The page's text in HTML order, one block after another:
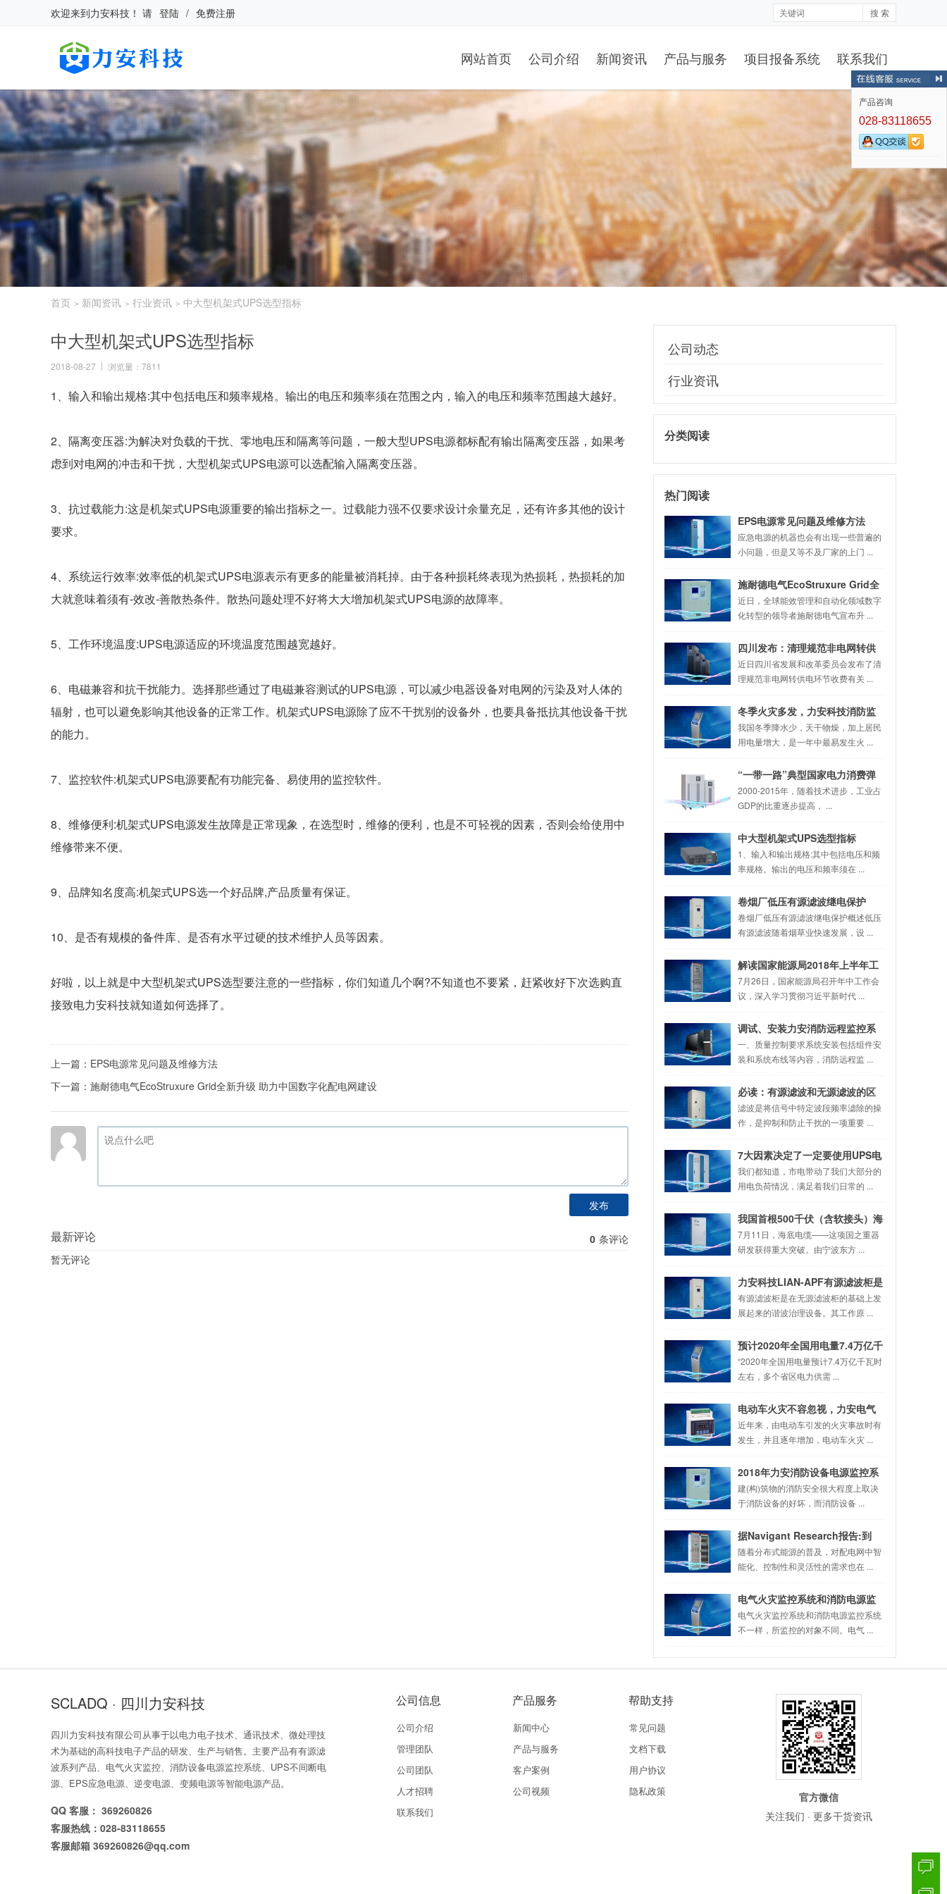
欢迎来到力安科技 ！ 请 登陆 / 免费注册 搜 索
网站首页 公司介绍 新闻资讯 产品与服务 项目报备系统 联系我们
首页 > 新闻资讯 > 行业资讯 > 中大型机架式UPS选型指标
中大型机架式UPS选型指标
2018-08-27 浏览量：7811
1、输入和输出规格:其中包括电压和频率规格。输出的电压和频率须在范围之内，输入的电压和频率范围越大越好。
2、隔离变压器:为解决对负载的干扰、零地电压和隔离等问题，一般大型UPS电源都标配有输出隔离变压器，如果考
虑到对电网的冲击和干扰，大型机架式UPS电源可以选配输入隔离变压器。
3、抗过载能力:这是机架式UPS电源重要的输出指标之一。过载能力强不仅要求设计余量充足，还有许多其他的设计
要求。
4、系统运行效率:效率低的机架式UPS电源表示有更多的能量被消耗掉。由于各种损耗终表现为热损耗，热损耗的加
大就意味着须有-效改-善散热条件。散热问题处理不好将大大增加机架式UPS电源的故障率。
5、工作环境温度:UPS电源适应的环境温度范围越宽越好。
6、电磁兼容和抗干扰能力。选择那些通过了电磁兼容测试的UPS电源，可以减少电器设备对电网的污染及对人体的
辐射，也可以避免影响其他设备的正常工作。机架式UPS电源除了应不干扰别的设备外，也要具备抵抗其他设备干扰
的能力。
7、监控软件:机架式UPS电源要配有功能完备、易使用的监控软件。
8、维修便利:机架式UPS电源发生故障是正常现象，在选型时，维修的便利，也是不可轻视的因素，否则会给使用中
维修带来不便。
9、品牌知名度高:机架式UPS选一个好品牌,产品质量有保证。
10、是否有规模的备件库、是否有水平过硬的技术维护人员等因素。
好啦，以上就是中大型机架式UPS选型要注意的一些指标，你们知道几个啊?不知道也不要紧，赶紧收好下次选购直
接致电力安科技就知道如何选择了。
上一篇： EPS电源常见问题及维修方法
下一篇： 施耐德电气EcoStruxure Grid全新升级 助力中国数字化配电网建设
发布
0 条评论
最新评论
暂无评论
公司动态
行业资讯
分类阅读
热门阅读
EPS电源常见问题及维修方法
应急电源的机器也会有出现一些普遍的
小问题，但是又等不及厂家的上门 ...
施耐德电气EcoStruxure Grid全
新升级 助力中国数字化配电网建
设
近日，全球能效管理和自动化领域数字
化转型的领导者施耐德电气宣布升 ...
四川发布：清理规范非电网转供
电环节收费有关事项(征求意见稿)
近日四川省发展和改革委员会发布了清
理规范非电网转供电环节收费有关 ...
冬季火灾多发，力安科技消防监
控设备成解决之道
我国冬季降水少，天干物燥，加上居民
用电量增大，是一年中最易发生火 ...
“一带一路”典型国家电力消费弹
性系数
2000-2015年，随着技术进步，工业占
GDP的比重逐步提高， ...
中大型机架式UPS选型指标
1、输入和输出规格:其中包括电压和频
率规格。输出的电压和频率须在 ...
卷烟厂低压有源滤波继电保护
卷烟厂低压有源滤波继电保护概述低压
有源滤波随着烟草业快速发展，设 ...
解读国家能源局2018年上半年工
作综述
7月26日，国家能源局召开年中工作会
议，深入学习贯彻习近平新时代 ...
调试、安装力安消防远程监控系
统需要掌握的几个关键因素
一、质量控制要求系统安装包括组件安
装和系统布线等内容，消防远程监 ...
必读：有源滤波和无源滤波的区
别
滤波是将信号中特定波段频率滤除的操
作，是抑制和防止干扰的一项重要 ...
7大因素决定了一定要使用UPS电
源和EPS电源，电气人都知道！
我们都知道，市电带动了我们大部分的
用电负荷情况，满足着我们日常的 ...
我国首根500千伏（含软接头）海
缆刷新世界纪录
7月11日，海底电缆——这项国之重器
研发获得重大突破。由宁波东方 ...
力安科技LIAN-APF有源滤波柜是
理想的滤波设备之一
有源滤波柜是在无源滤波柜的基础上发
展起来的谐波治理设备。其工作原 ...
预计2020年全国用电量7.4万亿千
瓦时 多省区趋紧
“2020年全国用电量预计7.4万亿千瓦时
左右，多个省区电力供需 ...
电动车火灾不容忽视，力安电气
火灾监控系统来帮忙
近年来，由电动车引发的火灾事故时有
发生，并且逐年增加，电动车火灾 ...
2018年力安消防设备电源监控系
统的组成及安装
建(构)筑物的消防安全很大程度上取决
于消防设备的好坏，而消防设备 ...
据Navigant Research报告:到
2027年电网边缘计算和分布式智
能市场将达65亿美元
随着分布式能源的普及，对配电网中智
能化、控制性和灵活性的需求也在 ...
电气火灾监控系统和消防电源监
控系统是一样的吗？
电气火灾监控系统和消防电源监控系统
不一样，所监控的对象不同。电气 ...
SCLADQ · 四川力安科技
四川力安科技有限公司从事于以电力电子技术、通讯技术、微处理技
术为基础的高科技电子产品的研发、生产与销售。主要产品有有源滤
波系列产品、电气火灾监控、消防设备电源监控系统、UPS不间断电
源、EPS应急电源、逆变电源、变频电源等智能电源产品。
QQ 客服： 369260826
客服热线：028-83118655
客服邮箱 369260826@qq.com
公司信息
公司介绍
管理团队
公司团队
人才招聘
联系我们
产品服务
新闻中心
产品与服务
客户案例
公司视频
帮助支持
常见问题
文档下载
用户协议
隐私政策
官方微信
关注我们 · 更多干货资讯
产品咨询
028-83118655